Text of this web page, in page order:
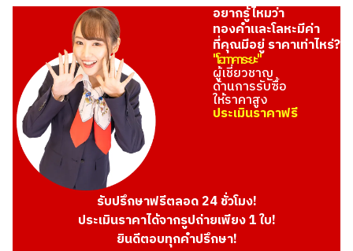
อยากรู้ไหมว่า
ทองคำและโลหะมีค่า
ที่คุณมีอยู่ ราคาเท่าไหร่?
"โอทาคาระยะ"
ผู้เชี่ยวชาญ
ด้านการรับซื้อ
ให้ราคาสูง
ประเมินราคาฟรี
รับปรึกษาฟรีตลอด 24 ชั่วโมง!
ประเมินราคาได้จากรูปถ่ายเพียง 1 ใบ!
ยินดีตอบทุกคำปรึกษา!